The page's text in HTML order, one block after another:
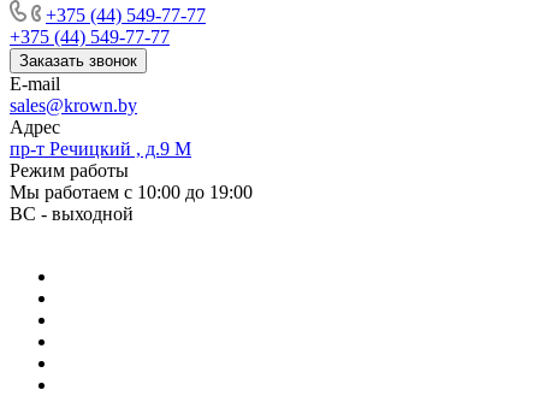
+375 (44) 549-77-77
+375 (44) 549-77-77
Заказать звонок
E-mail
sales@krown.by
Адрес
пр-т Речицкий , д.9 М
Режим работы
Мы работаем с 10:00 до 19:00
ВС - выходной